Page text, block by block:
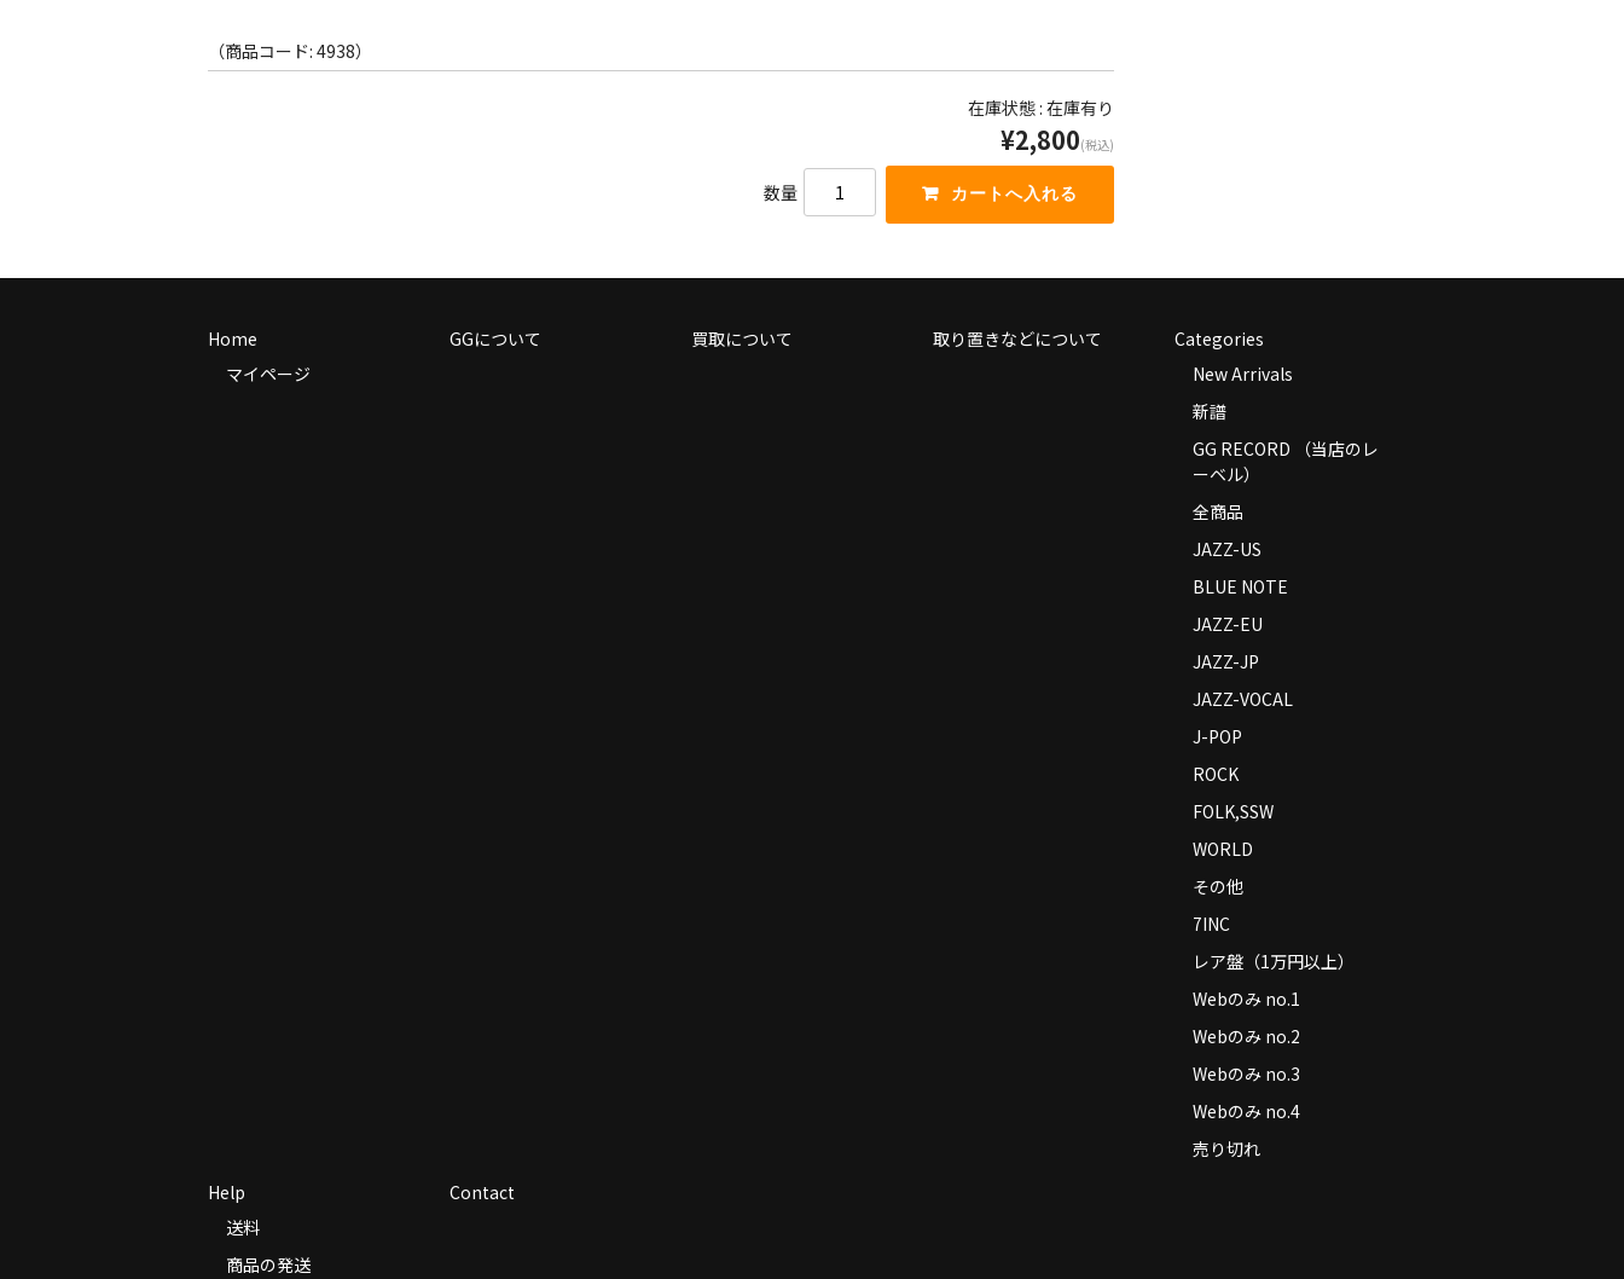
キ
を
使
っ
て
く
い。
上
矢
印
キ
ー
て
さ
（商品コード: 4938）
在庫状態 : 在庫有り
¥2,800(税込)
数量
Home
マイページ
GGについて 買取について 取り置きなどについて
Categories
New Arrivals
新譜
GG RECORD （当店のレ
ーベル）
全商品
JAZZ-US
BLUE NOTE
JAZZ-EU
JAZZ-JP
JAZZ-VOCAL
J-POP
ROCK
FOLK,SSW
WORLD
その他
7INC
レア盤（1万円以上）
Webのみ no.1
Webのみ no.2
Webのみ no.3
Webのみ no.4
売り切れ
Help
送料
商品の発送
Contact